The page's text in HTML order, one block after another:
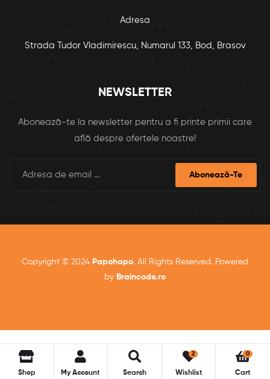
Adresa
Strada Tudor Vladimirescu, Numarul 133, Bod, Brasov
NEWSLETTER
Abonează-te la newsletter pentru a fi printe primii care
află despre ofertele noastre!
Abonează-Te
Copyright © 2024 Papohapo. All Rights Reserved. Powered
by Braincode.ro
Shop My Account Search Wishlist
2 0
Cart
HIDE FILTER